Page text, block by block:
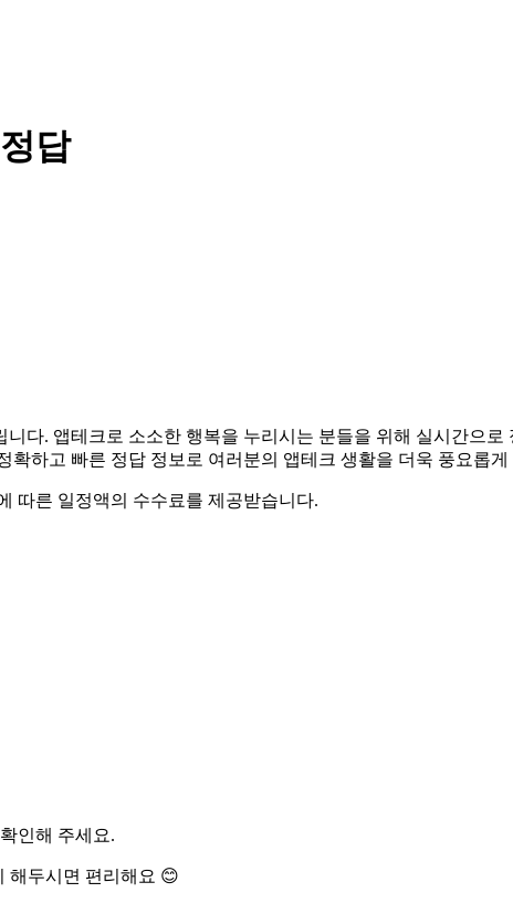
답
니다. 앱테크로 소소한 행복을 누리시는 분들을 위해 실시간으
확하고 빠른 정답 정보로 여러분의 앱테크 생활을 더욱 풍요롭
따른 일정액의 수수료를 제공받습니다.
인해 주세요.
해두시면 편리해요 😊